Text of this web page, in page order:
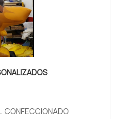
CONFECCIONADO